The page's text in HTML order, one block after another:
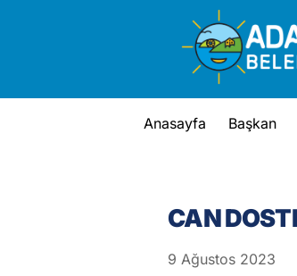
Anasayfa Başkan
CAN
9 Ağustos 2023